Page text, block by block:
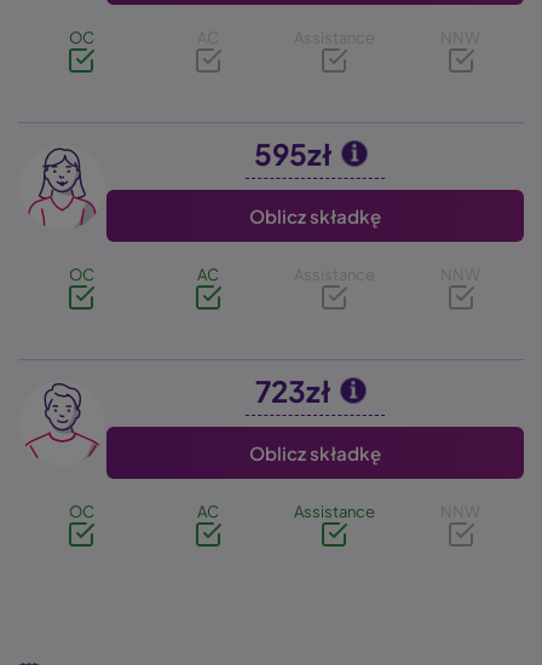
OC AC Assistance NNW
Image 595zł
Oblicz składkę
OC AC Assistance NNW
Image 723zł
Oblicz składkę
OC AC Assistance NNW